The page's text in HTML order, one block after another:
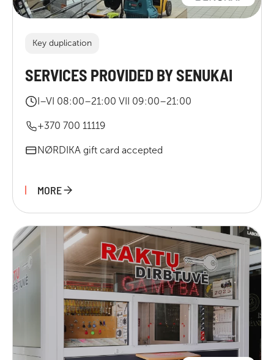
Key duplication
SERVICES PROVIDED BY SENUKAI
I–VI 08:00–21:00 VII 09:00–21:00
+370 700 11119
NØRDIKA gift card accepted
MORE